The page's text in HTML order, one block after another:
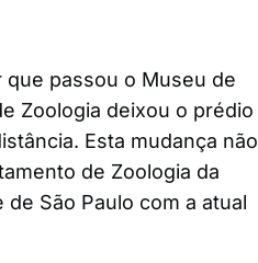
passou o Museu de
Zoologia deixou o prédio
Esta mudança não
de Zoologia da
São Paulo com a atual